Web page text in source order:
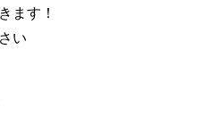
ます！
い